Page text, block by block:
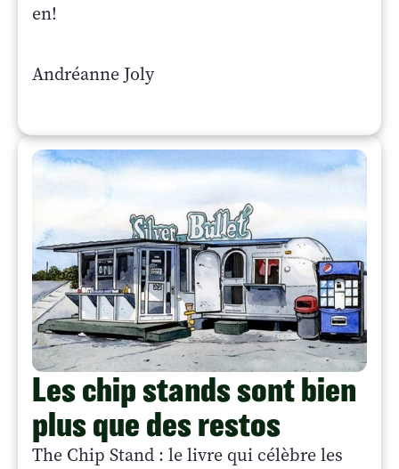
en!
Andréanne Joly
Les chip stands sont bien
plus que des restos
The Chip Stand : le livre qui célèbre les